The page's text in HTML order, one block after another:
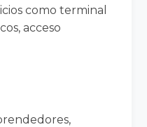
como terminal
acceso